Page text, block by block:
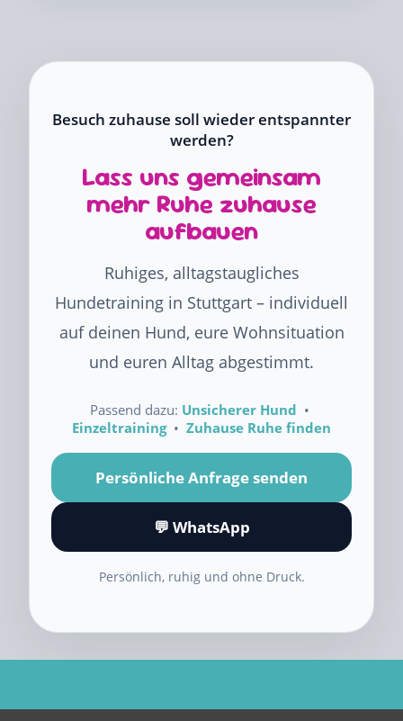
Besuch zuhause soll wieder entspannter
werden?
Lass uns gemeinsam
mehr Ruhe zuhause
aufbauen
Ruhiges, alltagstaugliches
Hundetraining in Stuttgart – individuell
auf deinen Hund, eure Wohnsituation
und euren Alltag abgestimmt.
Passend dazu: Unsicherer Hund •
Einzeltraining• Zuhause Ruhe finden
Persönliche Anfrage senden
💬 WhatsApp
Persönlich, ruhig und ohne Druck.